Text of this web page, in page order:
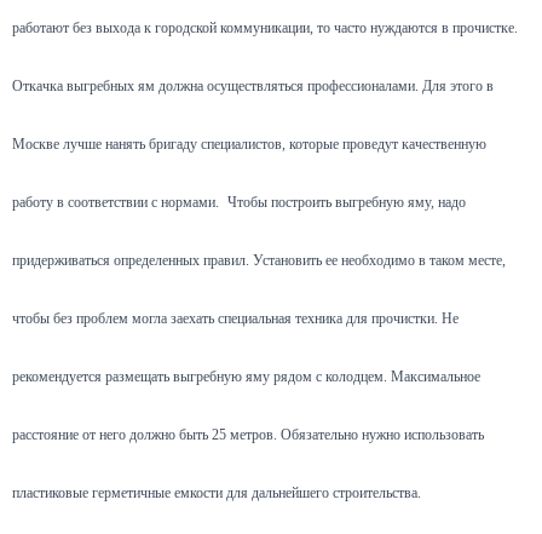
работают без выхода к городской коммуникации, то часто нуждаются в прочистке.
Откачка выгребных ям должна осуществляться профессионалами. Для этого в
Москве лучше нанять бригаду специалистов, которые проведут качественную
работу в соответствии с нормами. Чтобы построить выгребную яму, надо
придерживаться определенных правил. Установить ее необходимо в таком месте,
чтобы без проблем могла заехать специальная техника для прочистки. Не
рекомендуется размещать выгребную яму рядом с колодцем. Максимальное
расстояние от него должно быть 25 метров. Обязательно нужно использовать
пластиковые герметичные емкости для дальнейшего строительства.